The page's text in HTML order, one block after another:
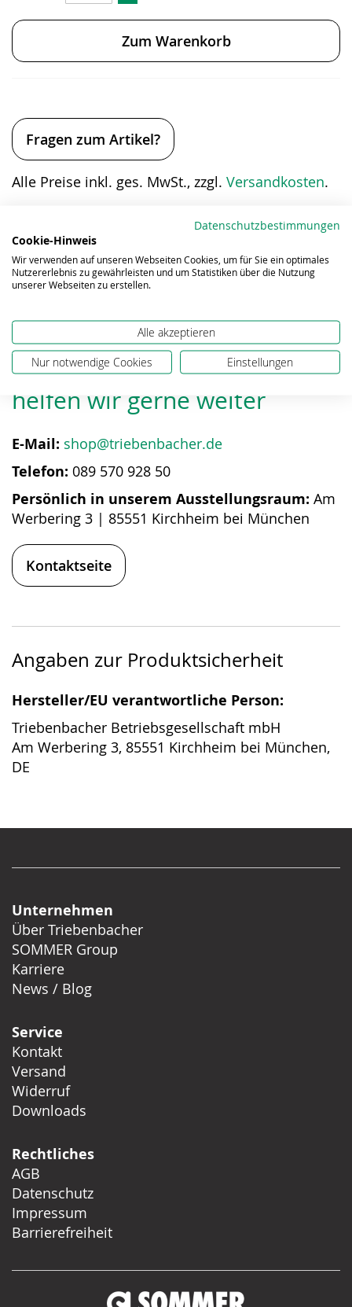
Zum Warenkorb
Fragen zum Artikel?
Alle Preise inkl. ges. MwSt., zzgl. Versandkosten.
Bei Fragen zum Produkt
helfen wir gerne weiter
E-Mail: shop@triebenbacher.de
Telefon: 089 570 928 50
Persönlich in unserem Ausstellungsraum: Am
Werbering 3 | 85551 Kirchheim bei München
Kontaktseite
Angaben zur Produktsicherheit
Hersteller/EU verantwortliche Person:
Triebenbacher Betriebsgesellschaft mbH
Am Werbering 3, 85551 Kirchheim bei München,
DE
Unternehmen
Über Triebenbacher
SOMMER Group
Karriere
News / Blog
Service
Kontakt
Versand
Widerruf
Downloads
Rechtliches
AGB
Datenschutz
Impressum
Barrierefreiheit
Datenschutzbestimmungen
Cookie-Hinweis
Wir verwenden auf unseren Webseiten Cookies, um für Sie ein optimales
Nutzererlebnis zu gewährleisten und um Statistiken über die Nutzung
unserer Webseiten zu erstellen.
Alle akzeptieren
Nur notwendige Cookies Einstellungen